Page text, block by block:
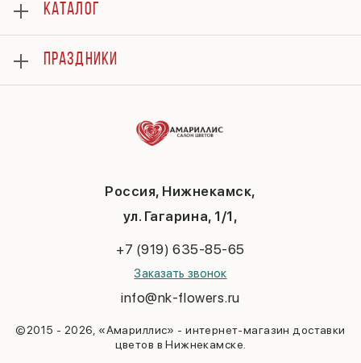
Россия, Нижнекамск,
ул. Гагарина, 1/1,
+7 (919) 635-85-65
Заказать звонок
info@nk-flowers.ru
©2015 - 2026, «Амариллис» - интернет-магазин доставки
цветов в Нижнекамске.
Оплата
Отзывы
Гарантии
Доставка
Вопросы и ответы
Политика конфиденциальности
КАТАЛОГ
Букеты
Композиции
ПРАЗДНИКИ
Последний звонок